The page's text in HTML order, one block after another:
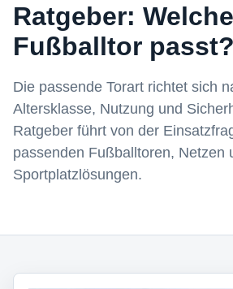
Ratgeber:
Fußballtor passt?
Die passende Torart richtet sich
Altersklasse, Nutzung und
Ratgeber führt von der
passenden Fußballtoren, Netzen
Sportplatzlösungen.